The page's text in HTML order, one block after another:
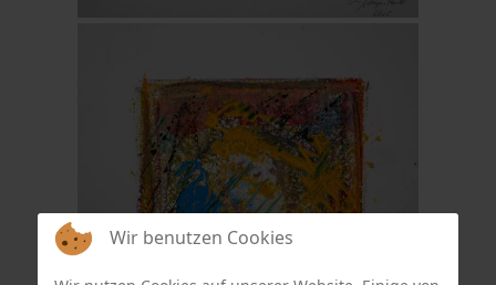
Wir benutzen Cookies